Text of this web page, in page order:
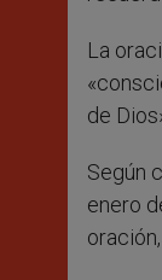
La
de
Según
enero